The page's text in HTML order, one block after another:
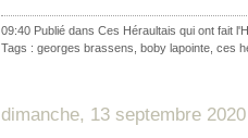
09:40 Publié dans Ces Héraultais qui ont fait
Tags : georges brassens boby lapointe ces
dimanche, 13 septembre 2020